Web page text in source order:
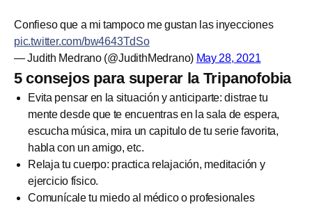
Confieso que a mi tampoco me gustan las inyecciones
pic.twitter.com/bw4643TdSo
— Judith Medrano (@JudithMedrano) May 28, 2021
5 consejos para superar la Tripanofobia
Evita pensar en la situación y anticiparte: distrae tu
mente desde que te encuentras en la sala de espera,
escucha música, mira un capitulo de tu serie favorita,
habla con un amigo, etc.
Relaja tu cuerpo: practica relajación, meditación y
ejercicio físico.
Comunícale tu miedo al médico o profesionales